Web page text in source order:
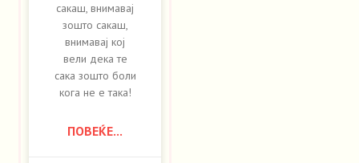
сакаш, внимавај
зошто сакаш,
внимавај кој
вели дека те
сака зошто боли
кога не е така!
ПОВЕЌЕ...